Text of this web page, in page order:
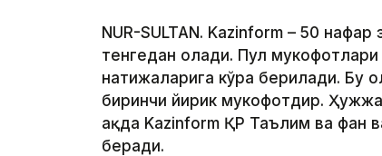
NUR-SULTAN. Kazinform – 50
тенгедан олади. Пул
натижаларига кўра берилади. Бу
биринчи йирик мукофотдир.
ҳақда Kazinform ҚР Таълим ва фан
беради.